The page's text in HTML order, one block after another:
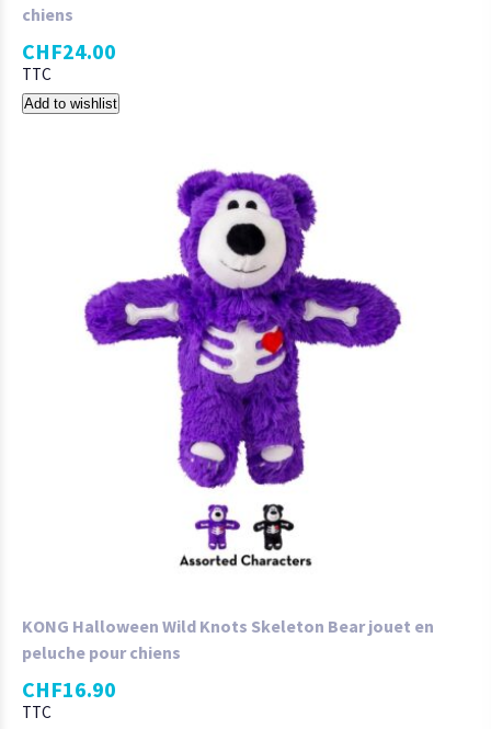
chiens
CHF24.00
TTC
Add to wishlist
KONG Halloween Wild Knots Skeleton Bear jouet en
peluche pour chiens
CHF16.90
TTC